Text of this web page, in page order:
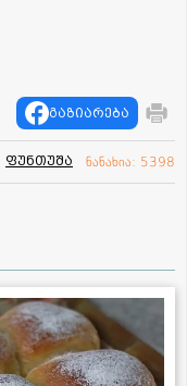
გაზიარება
ფუნთუშა ნანახია: 5398